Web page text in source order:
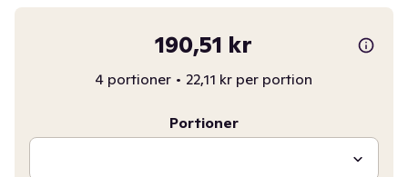
190,51 kr
4 portioner • 22,11 kr per portion
Portioner